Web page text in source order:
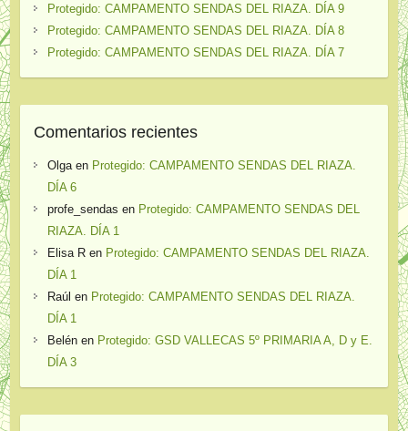
Protegido: CAMPAMENTO SENDAS DEL RIAZA. DÍA 9
Protegido: CAMPAMENTO SENDAS DEL RIAZA. DÍA 8
Protegido: CAMPAMENTO SENDAS DEL RIAZA. DÍA 7
Comentarios recientes
Olgaen Protegido: CAMPAMENTO SENDAS DEL RIAZA.
DÍA 6
profe_sendas en Protegido: CAMPAMENTO SENDAS DEL
RIAZA. DÍA 1
Elisa Ren Protegido: CAMPAMENTO SENDAS DEL RIAZA.
DÍA 1
Raúl en Protegido: CAMPAMENTO SENDAS DEL RIAZA.
DÍA 1
Belénen Protegido: GSD VALLECAS 5º PRIMARIA A, D y E.
DÍA 3